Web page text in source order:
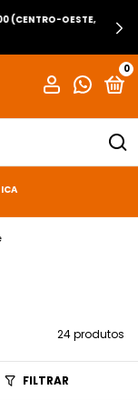
(CENTRO-OESTE,
0
24 produtos
FILTRAR